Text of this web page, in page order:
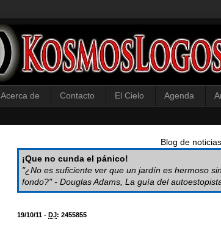
Acerca de Contacto El Cielo Agenda
Blog de
¡Que no cunda el pánico!
"¿No es suficiente ver que un jardín es hermoso
fondo?" - Douglas Adams, La guía del
19/10/11 - DJ: 2455855